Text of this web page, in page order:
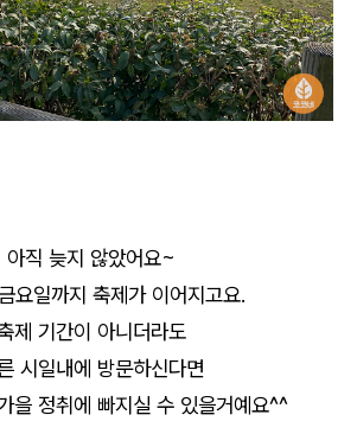
아직 늦지 않았어요~
요일까지 축제가 이어지고요.
제 기간이 아니더라도
시일내에 방문하신다면
을 정취에 빠지실 수 있을거예요^^